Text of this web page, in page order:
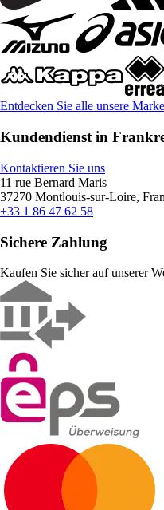
Entdecken Sie alle unsere
Kundendienst in
Kontaktieren Sie uns
11 rue Bernard Maris
37270 Montlouis-sur-Loire,
+33 1 86 47 62 58
Sichere Zahlung
Kaufen Sie sicher auf unserer